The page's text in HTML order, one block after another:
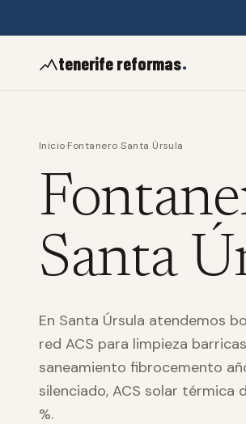
tenerife reformas.
Inicio·Fontanero Santa Úrsula
Santa
En Santa Úrsula atendemos
red ACS para limpieza
saneamiento fibrocemento
silenciado, ACS solar térmica
%.